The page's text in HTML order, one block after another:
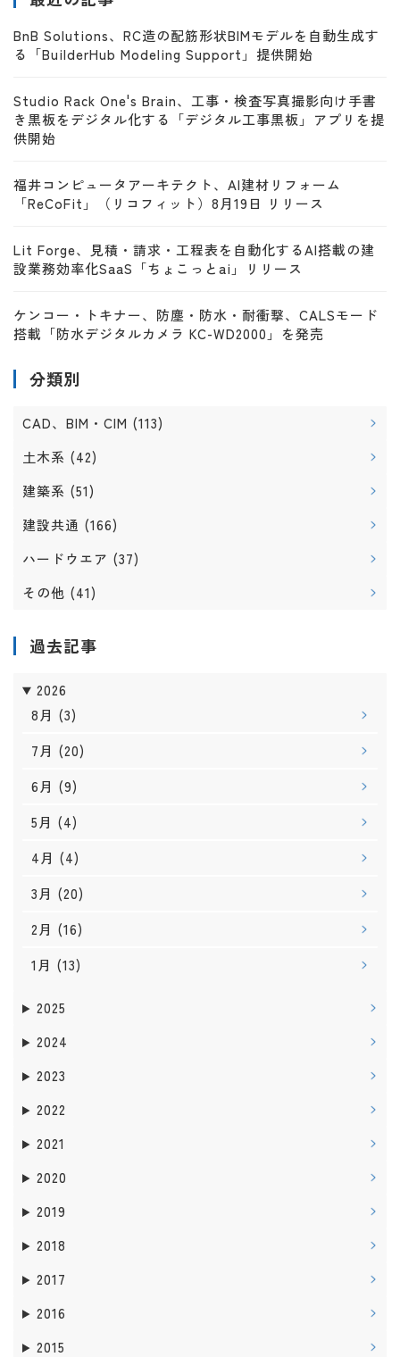
BnB Solutions、RC造の配筋形状BIMモデルを自動生成す
る「BuilderHub Modeling Support」提供開始
Studio Rack One's Brain、工事・検査写真撮影向け手書
き黒板をデジタル化する「デジタル工事黒板」アプリを提
供開始
福井コンピュータアーキテクト、AI建材リフォーム
「ReCoFit」（リコフィット）8月19日 リリース
Lit Forge、見積・請求・工程表を自動化するAI搭載の建
設業務効率化SaaS「ちょこっとai」リリース
ケンコー・トキナー、防塵・防水・耐衝撃、CALSモード
搭載「防水デジタルカメラ KC-WD2000」を発売
分類別
CAD、BIM・CIM (113)
土木系 (42)
建築系 (51)
建設共通 (166)
ハードウエア (37)
その他 (41)
過去記事
2026
8月 (3)
7月 (20)
6月 (9)
5月 (4)
4月 (4)
3月 (20)
2月 (16)
1月 (13)
2025
2024
2023
2022
2021
2020
2019
2018
2017
2016
2015